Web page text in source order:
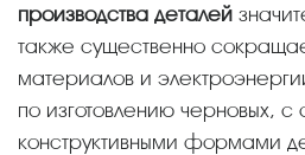
производства деталей
также существенно
материалов и
по изготовлению черновых, с
конструктивными формами